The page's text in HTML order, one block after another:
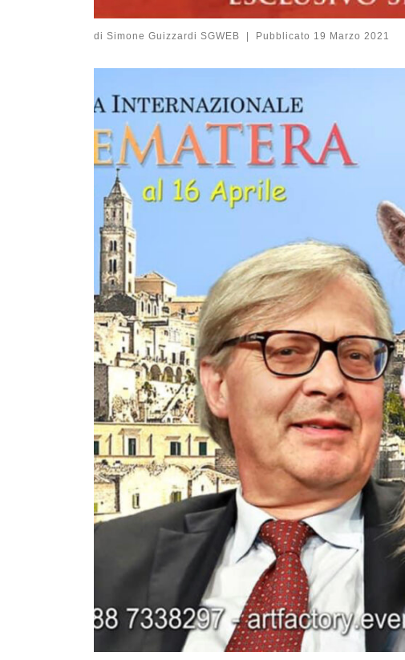
di Simone Guizzardi SGWEB | Pubblicato 19 Marzo 2021